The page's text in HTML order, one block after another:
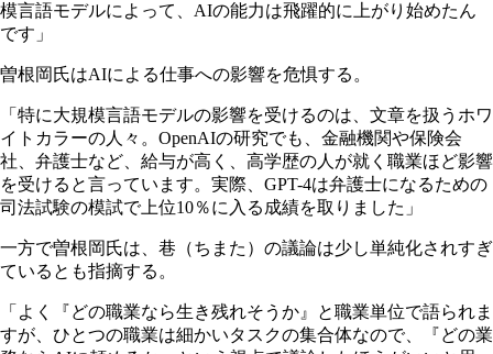
模言語モデルによって、AIの能力は飛躍的に上がり始めたん
です」
曽根岡氏はAIによる仕事への影響を危惧する。
「特に大規模言語モデルの影響を受けるのは、文章を扱うホワ
イトカラーの人々。OpenAIの研究でも、金融機関や保険会
社、弁護士など、給与が高く、高学歴の人が就く職業ほど影響
を受けると言っています。実際、GPT-4は弁護士になるための
司法試験の模試で上位10％に入る成績を取りました」
一方で曽根岡氏は、巷（ちまた）の議論は少し単純化されすぎ
ているとも指摘する。
「よく『どの職業なら生き残れそうか』と職業単位で語られま
すが、ひとつの職業は細かいタスクの集合体なので、『どの業